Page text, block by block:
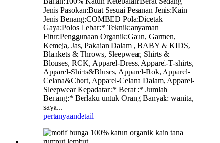
Jenis Pasokan:Buat Sesuai Pesanan Jenis:Kain
Jenis Benang:COMBED Pola:Dicetak
Gaya:Polos Lebar:* Teknik:anyaman
Fitur:Penggunaan Organik:Gaun, Garmen,
Kemeja, Jas, Pakaian Dalam , BABY & KIDS,
Blankets & Throws, Sleepwear, Shirts &
Blouses, ROK, Apparel-Dress, Apparel-T-shirts,
Apparel-Shirts&Bluses, Apparel-Rok, Apparel-
Celana&Chort, Apparel-Celana Dalam, Apparel-
Sleepwear Kepadatan:* Berat :* Jumlah
Benang:* Berlaku untuk Orang Banyak: wanita,
saya...
pertanyaandetail